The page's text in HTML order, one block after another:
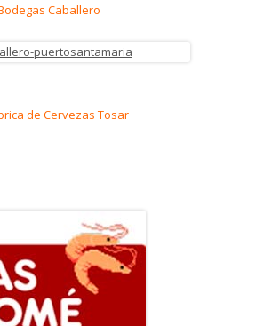
Caballero
de Cervezas Tosar